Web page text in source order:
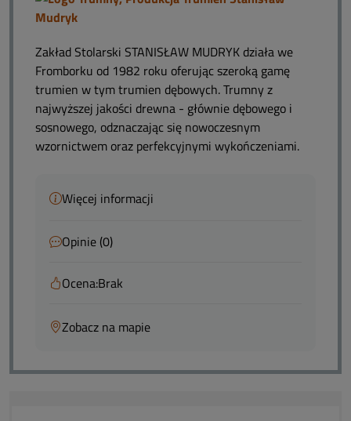
Zakład Stolarski STANISŁAW MUDRYK działa we
Fromborku od 1982 roku oferując szeroką gamę
trumien w tym trumien dębowych. Trumny z
najwyższej jakości drewna - głównie dębowego i
sosnowego, odznaczając się nowoczesnym
wzornictwem oraz perfekcyjnymi wykończeniami.
Więcej informacji
Opinie (0)
Ocena:Brak
Zobacz na mapie